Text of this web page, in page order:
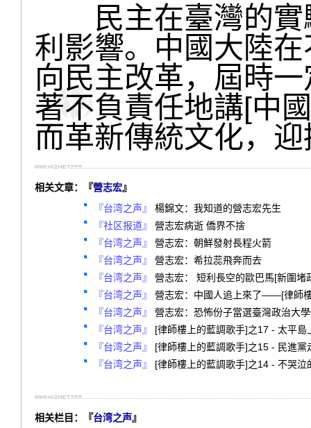
民主在臺灣的實
利影響。中國大陸
向民主改革，屆時
著不負責任地講[中
而革新傳統文化，
相关文章：『營志宏』
『台湾之声』
楊錦文：我知道的營志宏先生
『社区报道』
營志宏病逝 僑界不捨
『台湾之声』
營志宏：朝鮮發射長程火箭
『台湾之声』
營志宏：希拉蕊飛奔而去
『台湾之声』
營志宏： 短利長空的歐巴馬[新圍
『台湾之声』
營志宏：中國人追上來了——[律師
『台湾之声』
營志宏：恐怖份子當選臺灣政治大
『台湾之声』
[律師樓上的藍調歌手]之17 - 太平島
『台湾之声』
[律師樓上的藍調歌手]之15 - 民進黨
『台湾之声』
[律師樓上的藍調歌手]之14 - 不哭泣
相关栏目：『台湾之声』